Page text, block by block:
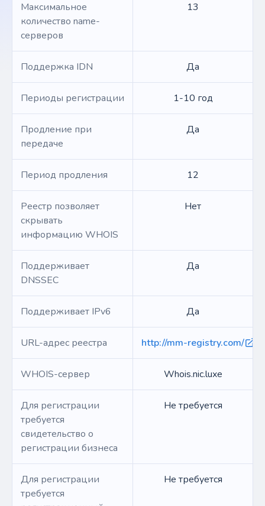
Максимальное
количество name-
серверов
13
Поддержка IDN Да
Периоды регистрации 1-10 год
Продление при
передаче
Да
Период продления 12
Реестр позволяет
скрывать
информацию WHOIS
Нет
Поддерживает
DNSSEC
Да
Поддерживает IPv6 Да
URL-адрес реестра http://mm-registry.com/
WHOIS-сервер Whois.nic.luxe
Для регистрации
требуется
свидетельство о
регистрации бизнеса
Не требуется
Для регистрации
требуется
Не требуется